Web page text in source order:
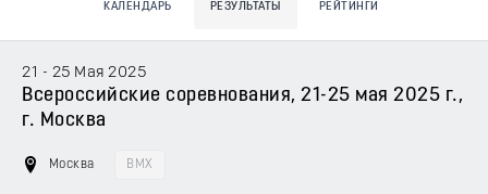
КАЛЕНДАРЬ РЕЗУЛЬТАТЫ РЕЙТИНГИ
21 - 25 Мая 2025
Всероссийские соревнования, 21-25 мая 2025 г.,
г. Москва
Москва BMX